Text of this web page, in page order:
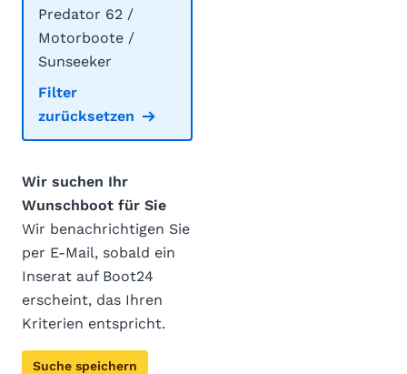
Predator 62 /
Motorboote /
Sunseeker
Filter
zurücksetzen
Wir suchen Ihr
Wunschboot für Sie
Wir benachrichtigen Sie
per E-Mail, sobald ein
Inserat auf Boot24
erscheint, das Ihren
Kriterien entspricht.
Suche speichern